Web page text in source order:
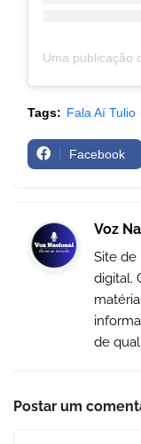
Tags: Fala Aí Tulio
Facebook
Voz
Site de
digital.
de
Postar um